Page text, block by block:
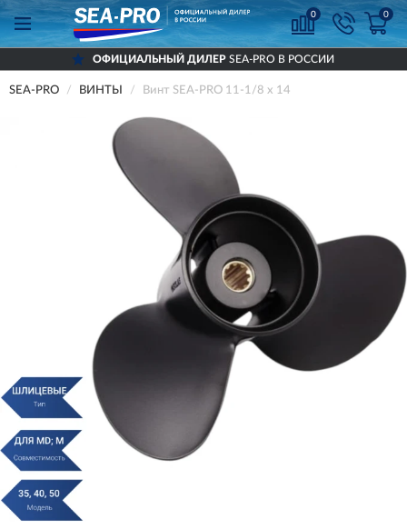
0 0
ОФИЦИАЛЬНЫЙ ДИЛЕРSEA-PRO В РОССИИ
SEA-PRO ВИНТЫ Винт SEA-PRO 11-1/8 х 14